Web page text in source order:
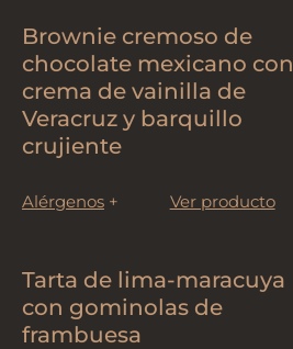
Brownie cremoso de
chocolate mexicano con
crema de vainilla de
Veracruz y barquillo
crujiente
Alérgenos + Ver producto
Tarta de lima-maracuya
con gominolas de
frambuesa